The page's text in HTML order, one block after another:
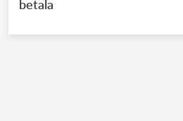
betala